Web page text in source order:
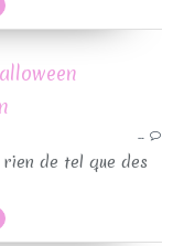
…
de tel que des